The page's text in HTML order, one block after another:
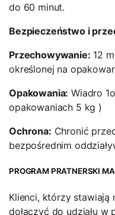
do 60 minut.
Bezpieczeństwo i
Przechowywanie: 12
określonej na
Opakowania: Wiadro
opakowaniach 5 kg )
Ochrona: Chronić
bezpośrednim
PROGRAM PRATNERSKI
Klienci, którzy stawiają
dołączyć do udziału